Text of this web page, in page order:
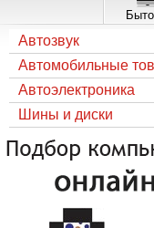
Автозвук
Автомобильные
Автоэлектроника
Шины и диски